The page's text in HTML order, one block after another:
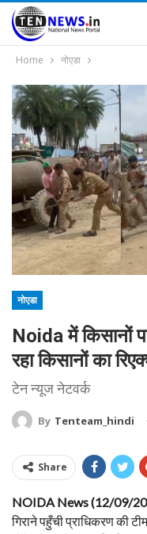
Home नोएडा
नोएडा
Noida में किसानों
रहा किसानों का
टेन न्यूज नेटवर्क
By Tenteam_hindi
Share
NOIDA News (12/09/
गिराने पहुँची प्राधिकरण की